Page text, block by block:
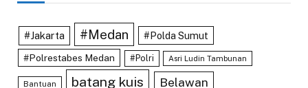
#Jakarta #Medan #Polda Sumut
#Polrestabes Medan #Polri Asri Ludin Tambunan
Bantuan batang kuis Belawan